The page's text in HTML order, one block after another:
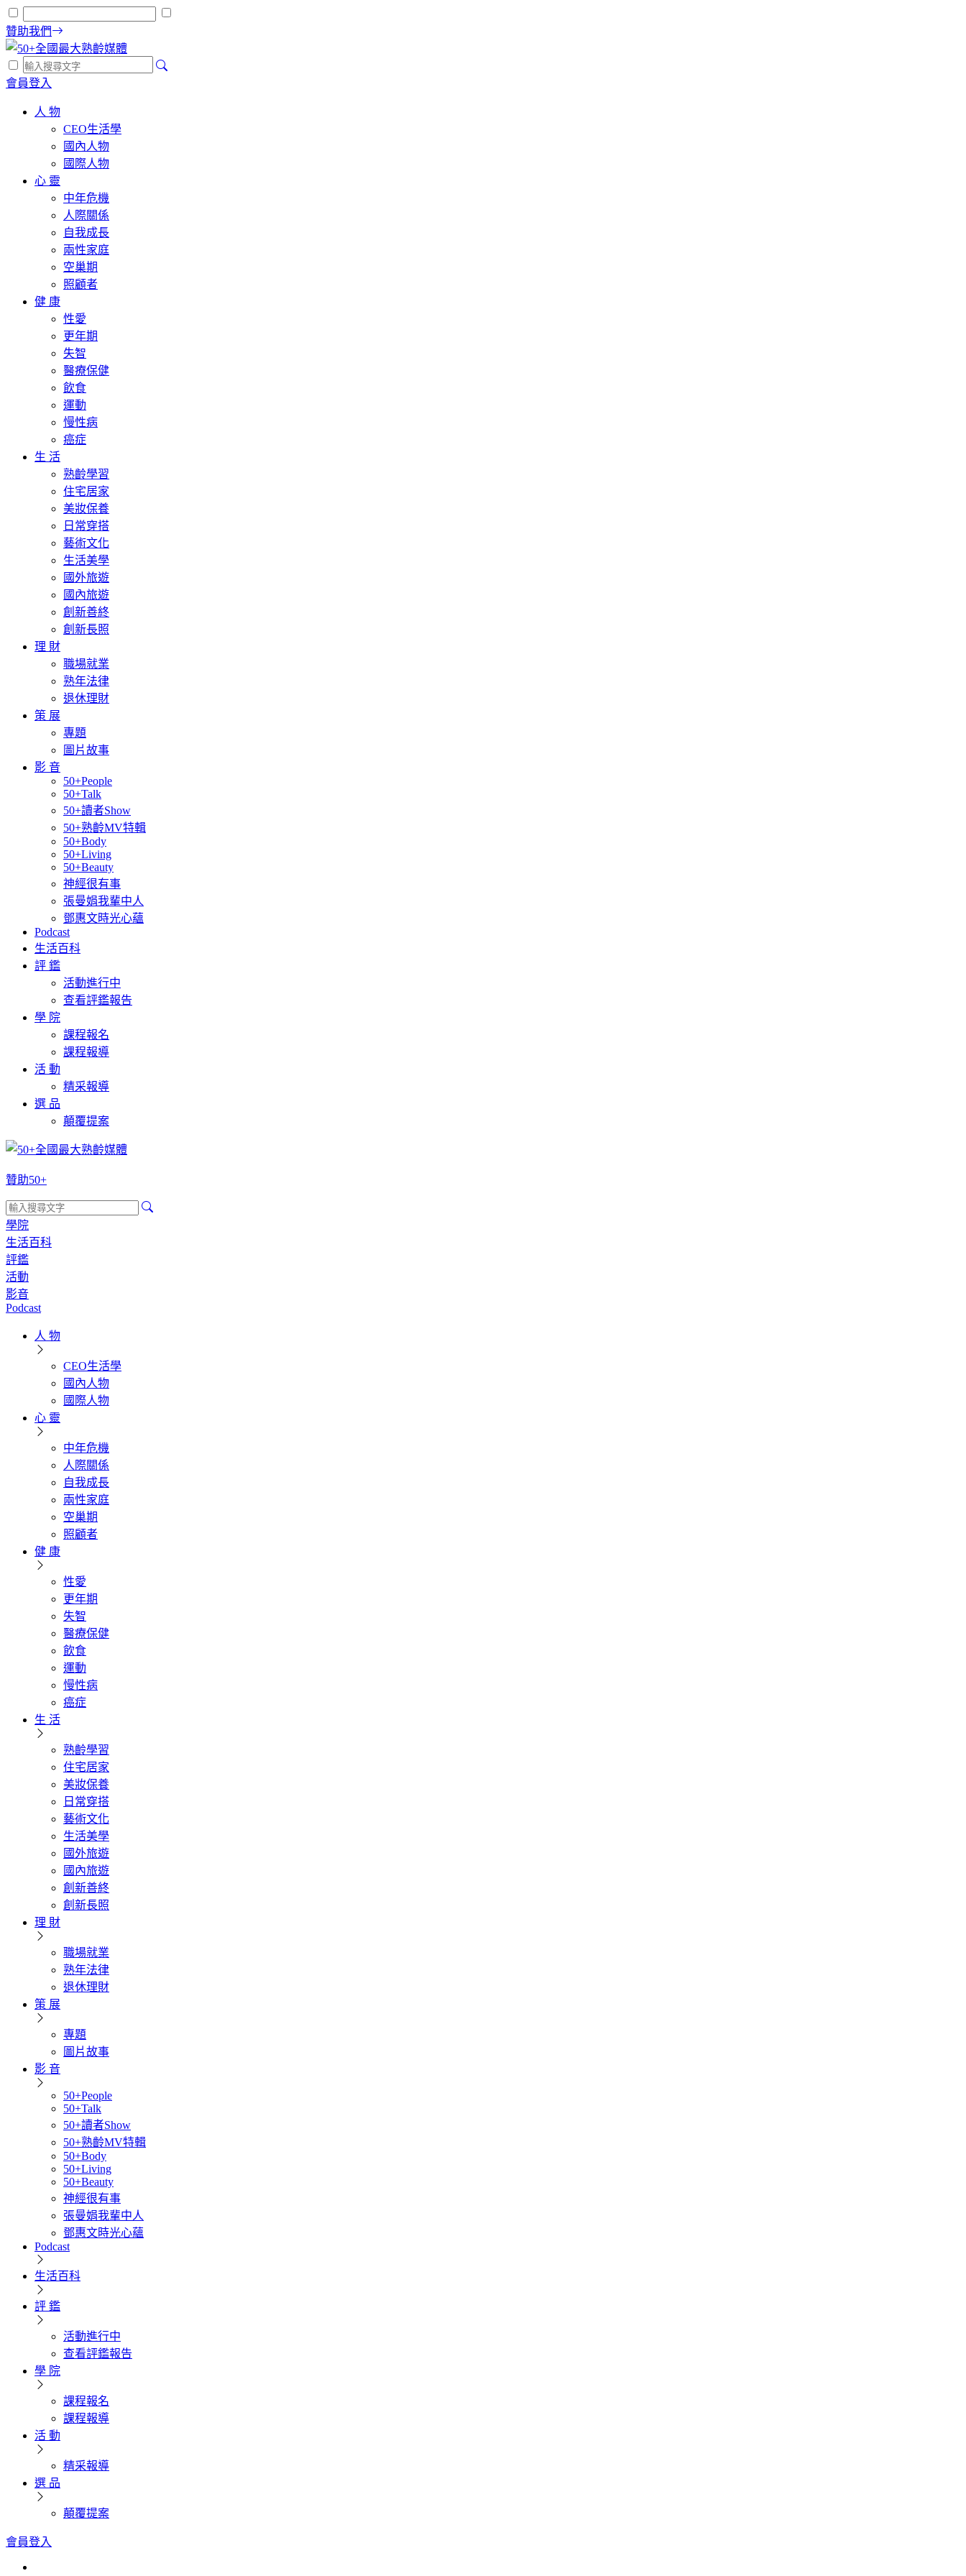
贊助我們
會員登入
人 物
CEO生活學
國內人物
國際人物
心 靈
中年危機
人際關係
自我成長
兩性家庭
空巢期
照顧者
健 康
性愛
更年期
失智
醫療保健
飲食
運動
慢性病
癌症
生 活
熟齡學習
住宅居家
美妝保養
日常穿搭
藝術文化
生活美學
國外旅遊
國內旅遊
創新善終
創新長照
理 財
職場就業
熟年法律
退休理財
策 展
專題
圖片故事
影 音
50+People
50+Talk
50+讀者Show
50+熟齡MV特輯
50+Body
50+Living
50+Beauty
神經很有事
張曼娟我輩中人
鄧惠文時光心蘊
Podcast
生活百科
評 鑑
活動進行中
查看評鑑報告
學 院
課程報名
課程報導
活 動
精采報導
選 品
顛覆提案
贊助50+
學院
生活百科
評鑑
活動
影音
Podcast
人 物
CEO生活學
國內人物
國際人物
心 靈
中年危機
人際關係
自我成長
兩性家庭
空巢期
照顧者
健 康
性愛
更年期
失智
醫療保健
飲食
運動
慢性病
癌症
生 活
熟齡學習
住宅居家
美妝保養
日常穿搭
藝術文化
生活美學
國外旅遊
國內旅遊
創新善終
創新長照
理 財
職場就業
熟年法律
退休理財
策 展
專題
圖片故事
影 音
50+People
50+Talk
50+讀者Show
50+熟齡MV特輯
50+Body
50+Living
50+Beauty
神經很有事
張曼娟我輩中人
鄧惠文時光心蘊
Podcast
生活百科
評 鑑
活動進行中
查看評鑑報告
學 院
課程報名
課程報導
活 動
精采報導
選 品
顛覆提案
會員登入